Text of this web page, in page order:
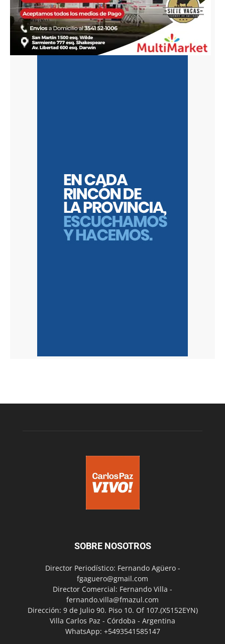
SOBRE NOSOTROS
Director Periodístico: Fernando Agüero -
fgaguero@gmail.com
Director Comercial: Fernando Villa -
fernando.villa@fmazul.com
Dirección: 9 de Julio 90. Piso 10. Of 107.(X5152EYN)
Villa Carlos Paz - Córdoba - Argentina
WhatsApp: +5493541585147